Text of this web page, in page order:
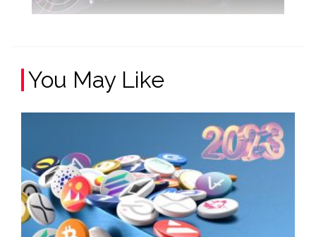
You May Like